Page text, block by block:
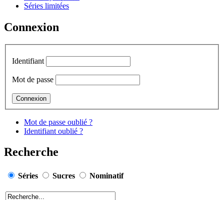
Séries limitées
Connexion
Identifiant
Mot de passe
Mot de passe oublié ?
Identifiant oublié ?
Recherche
Séries Sucres Nominatif